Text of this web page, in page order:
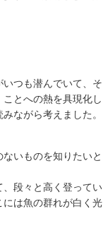
つも潜んでいて、そ
とへの熱を具現化し
ながら考えました。
いものを知りたいと
段々と高く登ってい
は魚の群れが白く光